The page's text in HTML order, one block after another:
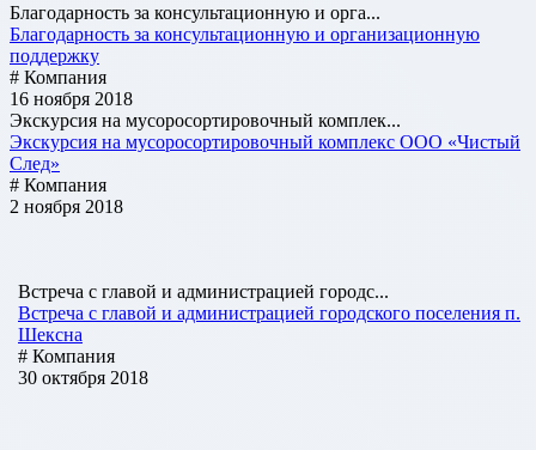
Благодарность за консультационную и орга...
Благодарность за консультационную и организационную
поддержку
# Компания
16 ноября 2018
Экскурсия на мусоросортировочный комплек...
Экскурсия на мусоросортировочный комплекс ООО «Чистый
След»
# Компания
2 ноября 2018
Встреча с главой и администрацией городс...
Встреча с главой и администрацией городского поселения п.
Шексна
# Компания
30 октября 2018